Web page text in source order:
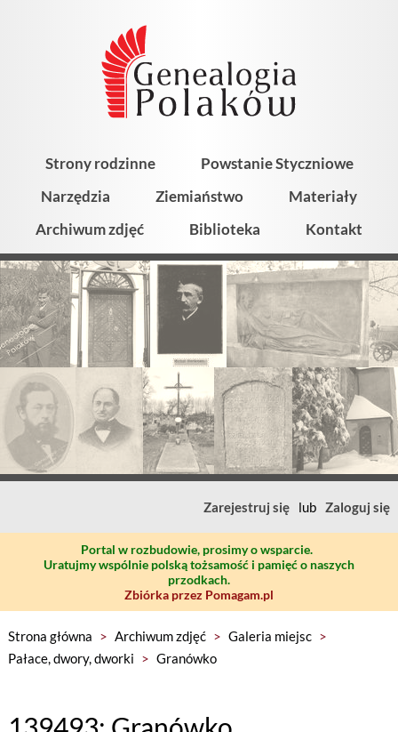
Strony rodzinne
Powstanie Styczniowe
Narzędzia
Ziemiaństwo
Materiały
Archiwum zdjęć
Biblioteka Kontakt
Zarejestruj się lub Zaloguj się
Portal w rozbudowie, prosimy o wsparcie.
Uratujmy wspólnie polską tożsamość i pamięć o naszych
przodkach.
Zbiórka przez Pomagam.pl
Strona główna > Archiwum zdjęć > Galeria miejsc >
Pałace, dwory, dworki > Granówko